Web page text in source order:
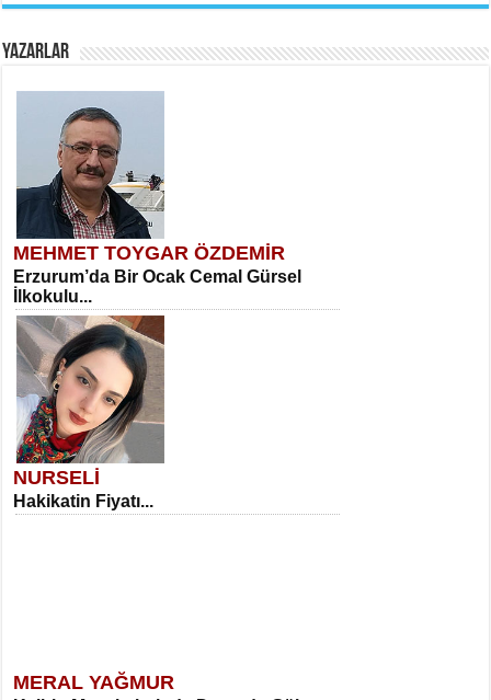
YAZARLAR
MEHMET TOYGAR ÖZDEMİR
Erzurum’da Bir Ocak Cemal Gürsel
İlkokulu...
NURSELİ
Hakikatin Fiyatı...
MERAL YAĞMUR